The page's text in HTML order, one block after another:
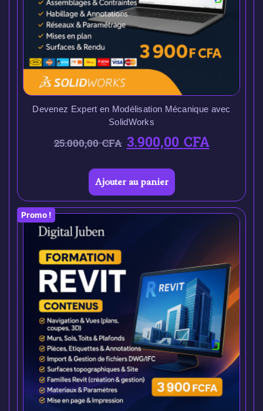
Devenez Expert en Modélisation Mécanique avec
SolidWorks
25.000,00CFA 3.900,00CFA
Ajouter au panier
Promo !